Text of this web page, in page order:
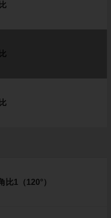
比1（120°）